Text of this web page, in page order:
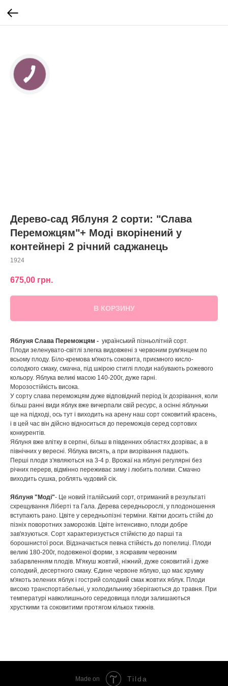
Дерево-сад Яблуня 2 сорти: "Слава
Переможцям"+ Моді вкорінений у
контейнері 2 річний саджанець
1924
675,00 грн.
В КОРЗИНУ
Яблуня Слава Переможцям - український пізньолітній сорт.
Плоди зеленувато-світлі злегка видовжені з червоним рум'янцем по
всьому плоду. Біло-кремова м'якоть соковита, приємного кисло-
солодкого смаку, смачна, під шкірою стиглі плоди набувають рожевого
кольору. Яблука великі масою 140-200г, дуже гарні.
Морозостійкість висока.
У сорту слава переможцям дуже відповідний період їх дозрівання, коли
більш ранні види яблук вже вичерпали свій ресурс, а осінні яблуньки
ще на підході, ось тут і виходить на арену наш сорт соковитий красень,
і в цей час він дійсно відноситься до переможців серед сортових
конкурентів.
Яблуня вже влітку в серпні, більш в південних областях дозріває, а в
північних у вересні. Яблука висять, а при визрівання падають.
Перші плоди з'являються на 3-4 р. Врожаї на яблуні регулярні без
річних перерв, відмінно переживає зиму і любить поливи. Смачно
виходить сушка, роблять чудовий сік.
Яблуня "Моді"- Це новий італійський сорт, отриманий в результаті
схрещування Ліберті та Гала. Дерева середньорослі, у плодоношення
вступають рано. Цвіте у середньопізні терміни. Квітки досить стійкі до
пізніх поворотних заморозків. Цвіте інтенсивно, плоди добре
зав'язуються. Сорт характеризується стійкістю до парші та
борошнистої роси. Відзначається певна стійкість до попелиці. Плоди
великі 180-200г, подовженої форми, з яскравим червоним
забарвленням плодів. М'якуш жовтий, ніжний, дуже соковитий і дуже
солодкий, десертного смаку. Єдине червоне яблуко, що має хрумку
м'якоть зелених яблук і гострий солодкий смак жовтих яблук. Плоди
високо транспортабельні, у холодильнику зберігаються до травня. При
температурі навколишнього середовища плоди залишаються
хрусткими та соковитими протягом кількох тижнів.
Made on Tilda
КНОПКА
ЗВ'ЯЗКУ